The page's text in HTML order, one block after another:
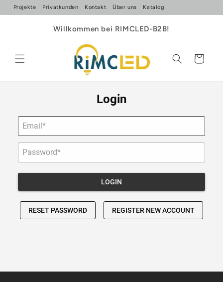
zum
Projekte Privatkunden Kontakt Über uns Katalog
Willkommen bei RIMCLED-B2B!
Warenkorb